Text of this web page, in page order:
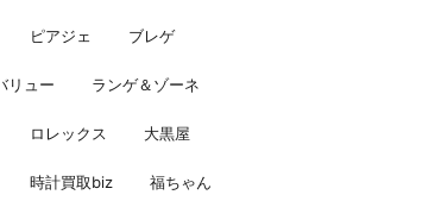
ピアジェ ブレゲ
リュー ランゲ＆ゾーネ
ロレックス 大黒屋
時計買取biz 福ちゃん